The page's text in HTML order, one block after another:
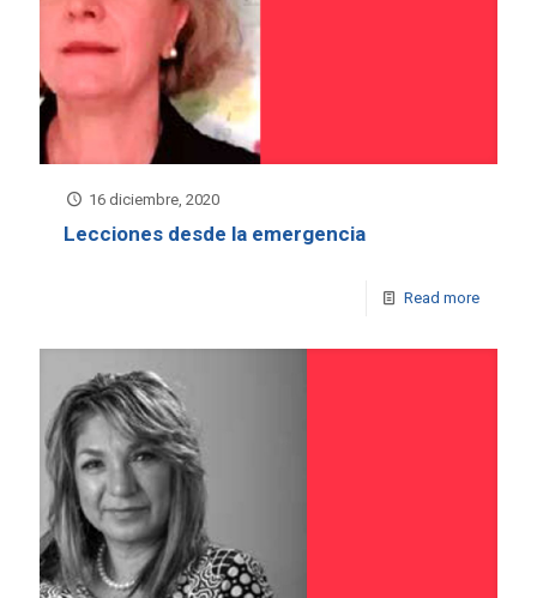
16 diciembre, 2020
Lecciones desde la emergencia
Read more